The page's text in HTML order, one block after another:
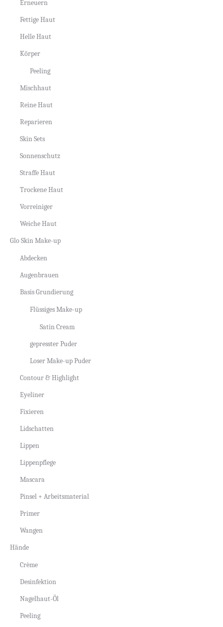
Erneuern
Fettige Haut
Helle Haut
Körper
Peeling
Mischhaut
Reine Haut
Reparieren
Skin Sets
Sonnenschutz
Straffe Haut
Trockene Haut
Vorreiniger
Weiche Haut
Glo Skin Make-up
Abdecken
Augenbrauen
Basis Grundierung
Flüssiges Make-up
Satin Cream
gepresster Puder
Loser Make-up Puder
Contour & Highlight
Eyeliner
Fixieren
Lidschatten
Lippen
Lippenpflege
Mascara
Pinsel + Arbeitsmaterial
Primer
Wangen
Hände
Crème
Desinfektion
Nagelhaut-Öl
Peeling